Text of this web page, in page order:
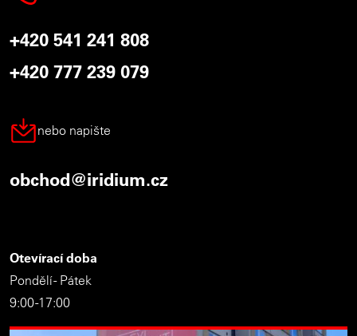
+420 541 241 808
+420 777 239 079
nebo napište
obchod@iridium.cz
Otevírací doba
Pondělí - Pátek
9:00 -17:00